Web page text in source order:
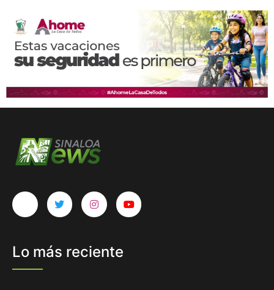
Lo más reciente